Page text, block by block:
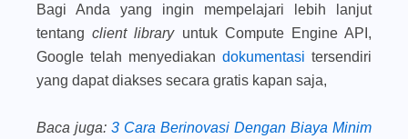
Bagi Anda yang ingin mempelajari lebih lanjut
tentangclient library untuk Compute Engine API,
Google telah menyediakan dokumentasi tersendiri
yang dapat diakses secara gratis kapan saja,
Baca juga: 3 Cara Berinovasi Dengan Biaya Minim